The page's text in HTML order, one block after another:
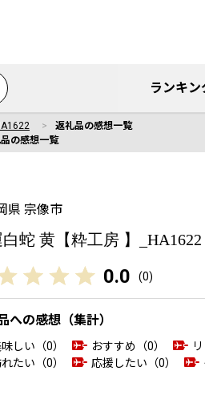
ランキン
返礼品の感想一覧
の感想一覧
県 宗像市
白蛇 黄【粋工房 】_HA1622
0.0 (0)
への感想（集計）
しい（0） おすすめ（0）
たい（0）
応援したい（0）